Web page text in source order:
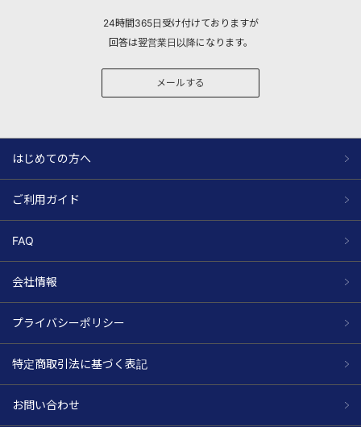
24時間365日受け付けておりますが
回答は翌営業日以降になります。
メールする
はじめての方へ
ご利用ガイド
FAQ
会社情報
プライバシーポリシー
特定商取引法に基づく表記
お問い合わせ